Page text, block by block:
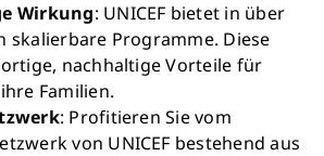
Wirkung: UNICEF bietet in über
skalierbare Programme. Diese
nachhaltige Vorteile für
Familien.
: Profitieren Sie vom
von UNICEF bestehend aus